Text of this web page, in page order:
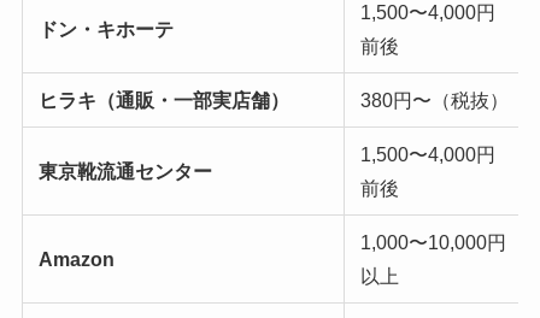
ドン・キホーテ
1,500〜4,000円
前後
ヒラキ（通販・一部実店舗） 380円〜（税抜）
東京靴流通センター
1,500〜4,000円
前後
Amazon
1,000〜10,000円
以上